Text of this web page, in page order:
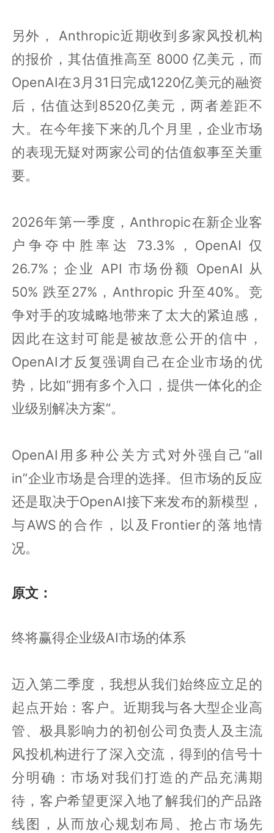
另外， Anthropic近期收到多家风投机构
的报价，其估值推高至 8000 亿美元，而
OpenAI在3月31日完成1220亿美元的融资
后，估值达到8520亿美元，两者差距不
大。在今年接下来的几个月里，企业市场
的表现无疑对两家公司的估值叙事至关重
要。
2026年第一季度，Anthropic在新企业客
户争夺中胜率达 73.3%，OpenAI 仅
26.7%；企业 API 市场份额 OpenAI 从
50% 跌至27%，Anthropic 升至40%。竞
争对手的攻城略地带来了太大的紧迫感，
因此在这封可能是被故意公开的信中，
OpenAI才反复强调自己在企业市场的优
势，比如“拥有多个入口，提供一体化的企
业级别解决方案”。
OpenAI用多种公关方式对外强自己“all
in”企业市场是合理的选择。但市场的反应
还是取决于OpenAI接下来发布的新模型，
与AWS的合作，以及Frontier的落地情
况。
原文：
终将赢得企业级AI市场的体系
迈入第二季度，我想从我们始终应立足的
起点开始：客户。近期我与各大型企业高
管、极具影响力的初创公司负责人及主流
风投机构进行了深入交流，得到的信号十
分明确：市场对我们打造的产品充满期
待，客户希望更深入地了解我们的产品路
线图，从而放心规划布局、抢占市场先